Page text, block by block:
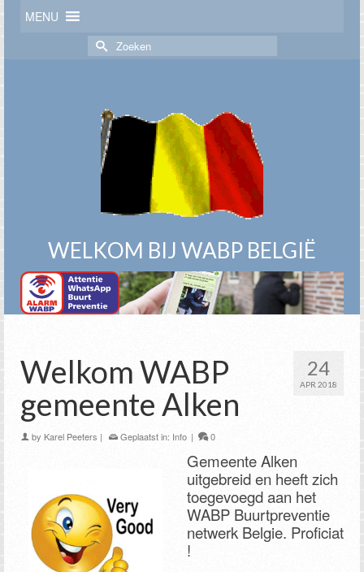
MENU
Zoek
naar:
WELKOM BIJ WABP BELGIË
24
APR 2018
Welkom WABP
gemeente Alken
by Karel Peeters | Geplaatst in: Info | 0
Gemeente Alken
uitgebreid en heeft zich
toegevoegd aan het
WABP Buurtpreventie
netwerk Belgie. Proficiat
!